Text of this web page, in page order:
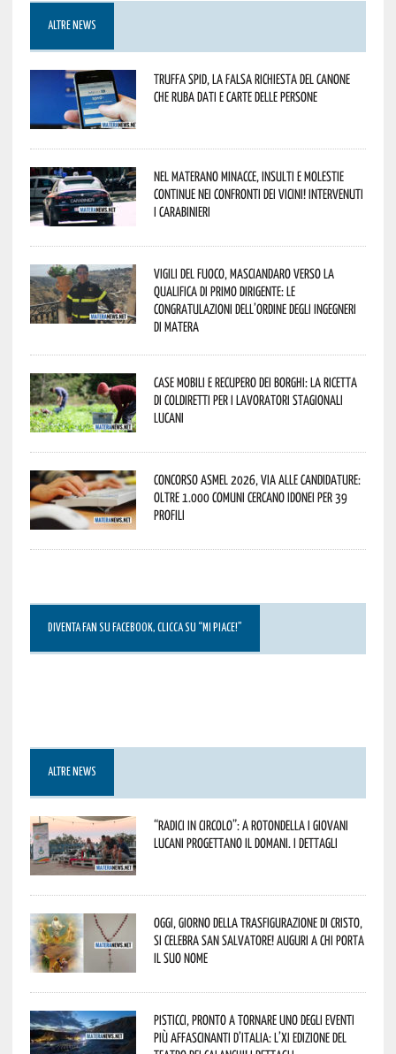
ALTRE NEWS
Truffa Spid, la falsa richiesta del canone
che ruba dati e carte delle persone
Nel materano minacce, insulti e molestie
continue nei confronti dei vicini! Intervenuti
i Carabinieri
Vigili del Fuoco, Masciandaro verso la
qualifica di Primo Dirigente: le
congratulazioni dell’Ordine degli Ingegneri
di Matera
Case mobili e recupero dei borghi: la ricetta
di Coldiretti per i lavoratori stagionali
lucani
Concorso Asmel 2026, via alle candidature:
oltre 1.000 Comuni cercano idonei per 39
profili
DIVENTA FAN SU FACEBOOK, CLICCA SU “MI PIACE!”
ALTRE NEWS
“Radici in Circolo”: a Rotondella i giovani
lucani progettano il domani. I dettagli
Oggi, giorno della Trasfigurazione di Cristo,
si celebra San Salvatore! Auguri a chi porta
il suo nome
Pisticci, pronto a tornare uno degli eventi
più affascinanti d’Italia: l’XI edizione del